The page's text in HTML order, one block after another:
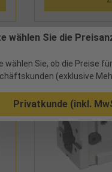
wählen Sie die
wählen Sie, ob die Preise
(exklusive
Privatkunde (inkl.